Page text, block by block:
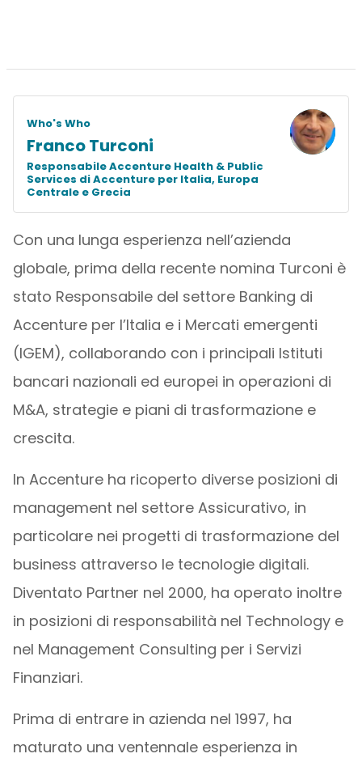
Who's Who
Franco Turconi
Responsabile Accenture Health & Public
Services di Accenture per Italia, Europa
Centrale e Grecia
Con una lunga esperienza nell’azienda
globale, prima della recente nomina Turconi è
stato Responsabile del settore Banking di
Accenture per l’Italia e i Mercati emergenti
(IGEM), collaborando con i principali Istituti
bancari nazionali ed europei in operazioni di
M&A, strategie e piani di trasformazione e
crescita.
In Accenture ha ricoperto diverse posizioni di
management nel settore Assicurativo, in
particolare nei progetti di trasformazione del
business attraverso le tecnologie digitali.
Diventato Partner nel 2000, ha operato inoltre
in posizioni di responsabilità nel Technology e
nel Management Consulting per i Servizi
Finanziari.
Prima di entrare in azienda nel 1997, ha
maturato una ventennale esperienza in